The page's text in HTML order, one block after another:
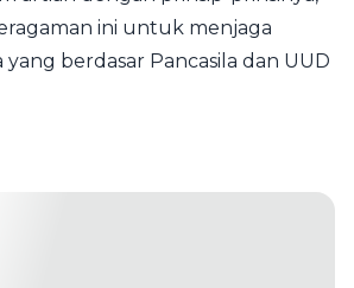
ini untuk menjaga
yang berdasar Pancasila dan UUD